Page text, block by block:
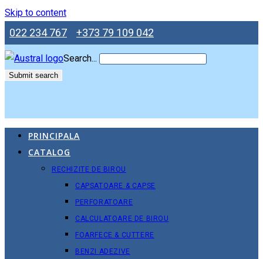
Skip to content
022 234 767 +373 79 109 042
Search...
Submit search
PRINCIPALA
CATALOG
RECHIZITE DE BIROU
CAPSATOARE & CAPSE
PERFORATOARE
CALCULATOARE DE BIROU
FOARFECE & CUTTERE
BENZI ADEZIVE